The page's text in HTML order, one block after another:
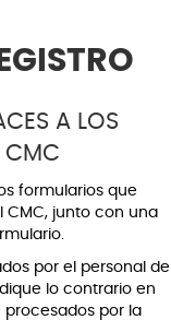
A LOS
CMC
formularios que
CMC, junto con una
por el personal de
lo contrario en
procesados por la